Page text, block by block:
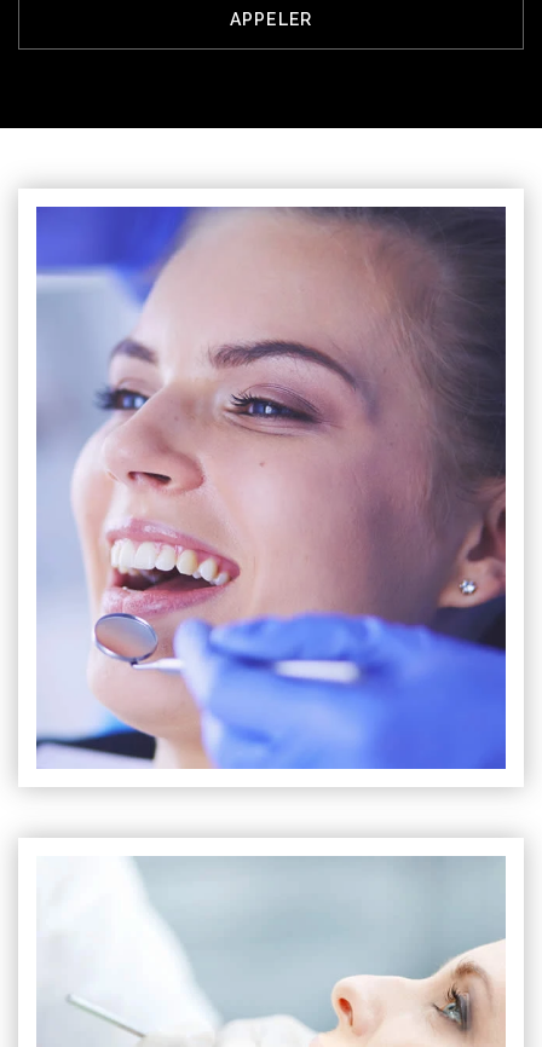
APPELER